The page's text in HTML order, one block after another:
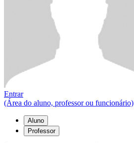
Entrar
(Área do aluno, professor ou funcionário)
Aluno
Professor